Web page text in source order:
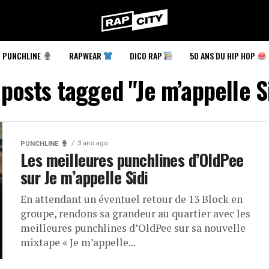
RapCity
PUNCHLINE RAPWEAR DICO RAP 50 ANS DU HIP HOP
tagged "Je m’appelle
PUNCHLINE 3 ans ago
Les meilleures punchlines d’OldPee
sur Je m’appelle Sidi
En attendant un éventuel retour de 13 Block en
groupe, rendons sa grandeur au quartier avec les
meilleures punchlines d’OldPee sur sa nouvelle
mixtape « Je m’appelle...